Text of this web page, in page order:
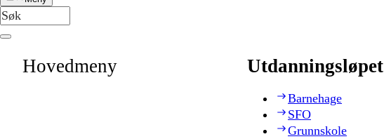
Hovedmeny Utdanningsløpet
Barnehage
SFO
Grunnskole